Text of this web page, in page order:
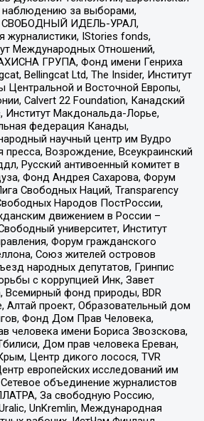
наблюдению за выборами,
СВОБОДНЫЙ ИДЕЛЬ-УРАЛ,
журналистики, IStories fonds,
Международных Отношений,
ГРУПА, Фонд имени Генриха
Bellingcat Ltd, The Insider, Институт
Центральной и Восточной Европы,
Calvert 22 Foundation, Канадский
Институт Макдональда-Лорье,
федерация Канады,
научный центр им Вудро
пресса, Возрождение, Всеукраинский
Русский антивоенный комитет в
Фонд Андрея Сахарова, Форум
Свободных Наций, Transparеncy
Народов ПостРоссии,
движением в России –
университет, Институт
Форум гражданского
Союз жителей островов
народных депутатов, Гринпис
с коррупцией Инк, Завет
Всемирный фонд природы, BDR
Алтай проект, Образовательный дом
Фонд Дом Прав Человека,
человека имени Бориса Звозскова,
Дом прав человека Ереван,
Центр дикого лосося, TVR
европейских исследований им
объединение журналистов
За свободную Россию,
UnKremlin, Международная